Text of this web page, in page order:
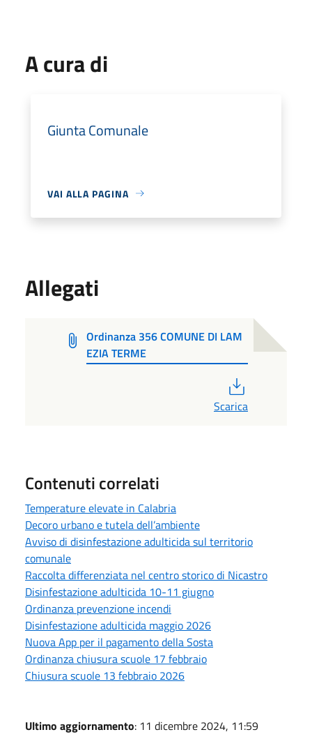
A cura di
Giunta Comunale
VAI ALLA PAGINA
Allegati
Ordinanza 356 COMUNE DI LAM
EZIA TERME
Scarica
Contenuti correlati
Temperature elevate in Calabria
Decoro urbano e tutela dell’ambiente
Avviso di disinfestazione adulticida sul territorio
comunale
Raccolta differenziata nel centro storico di Nicastro
Disinfestazione adulticida 10-11 giugno
Ordinanza prevenzione incendi
Disinfestazione adulticida maggio 2026
Nuova App per il pagamento della Sosta
Ordinanza chiusura scuole 17 febbraio
Chiusura scuole 13 febbraio 2026
Ultimo aggiornamento: 11 dicembre 2024, 11:59